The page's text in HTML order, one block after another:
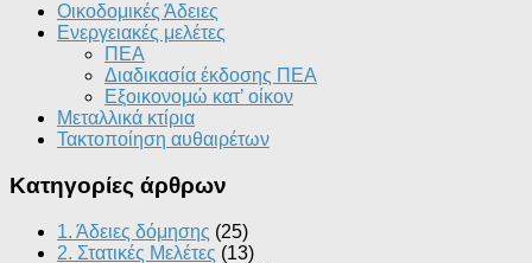
Οικοδομικές Άδειες
Ενεργειακές μελέτες
ΠΕΑ
Διαδικασία έκδοσης ΠΕΑ
Εξοικονομώ κατ’ οίκoν
Μεταλλικά κτίρια
Τακτοποίηση αυθαιρέτων
Κατηγορίες άρθρων
1. Άδειες δόμησης (25)
2. Στατικές Μελέτες (13)